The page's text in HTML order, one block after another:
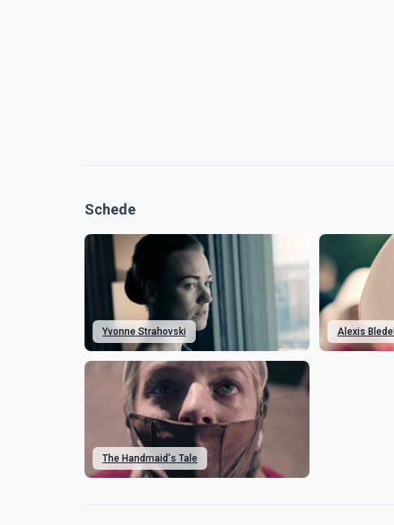
Schede
Yvonne Strahovski Alexis Bledel
The Handmaid's Tale